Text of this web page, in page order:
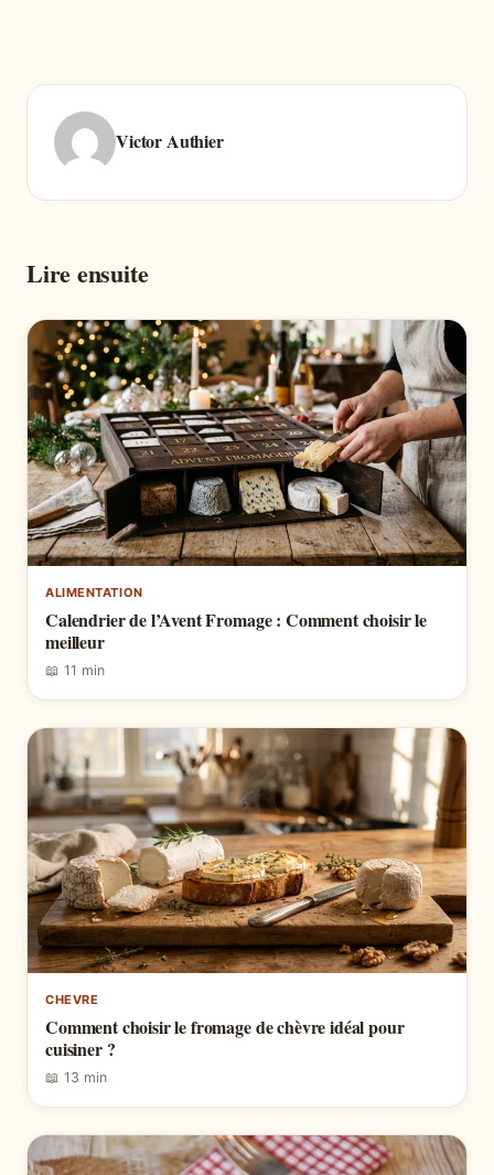
Victor Authier
Lire ensuite
ALIMENTATION
Calendrier de l’Avent Fromage : Comment choisir le
meilleur
📖 11 min
CHEVRE
Comment choisir le fromage de chèvre idéal pour
cuisiner ?
📖 13 min